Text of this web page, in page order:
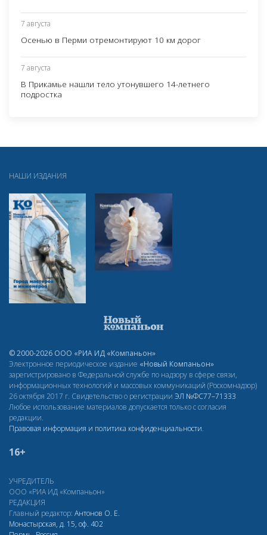
7 августа
Осенью в Перми отремонтируют 10 км дорог
7 августа
В Прикамье нашли тело утонувшего 14-летнего
подростка
НАШИ ИЗДАНИЯ
© 2000-2026 ООО «РИА ИД «Компаньон»
Электронное периодическое издание «Новый Компаньон»
зарегистрировано в Федеральной службе по надзору в сфере связи,
информационных технологий и массовых коммуникаций (Роскомнадзор)
26 октября 2017 г. Свидетельство о регистрации ЭЛ №ФС77–71333
Любое использование материалов допускается только с согласия
редакции.
Правовая информация и политика конфиденциальности.
16+
УЧРЕДИТЕЛЬ
ООО «РИА ИД «Компаньон»
РЕДАКЦИЯ
Главный редактор: Антонов О. Е.
Монастырская, д. 15, оф. 402